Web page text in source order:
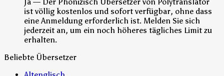
ist völlig kostenlos und sofort verfügbar, ohne dass
eine Anmeldung erforderlich ist. Melden Sie sich
jederzeit an, um ein noch höheres tägliches Limit zu
erhalten.
Beliebte Übersetzer